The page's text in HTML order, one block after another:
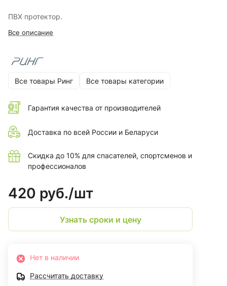
ПВХ протектор.
Все описание
Все товары Ринг Все товары категории
Гарантия качества от производителей
Доставка по всей России и Беларуси
Скидка до 10% для спасателей, спортсменов и
профессионалов
420 руб./шт
Узнать сроки и цену
Нет в наличии
Рассчитать доставку